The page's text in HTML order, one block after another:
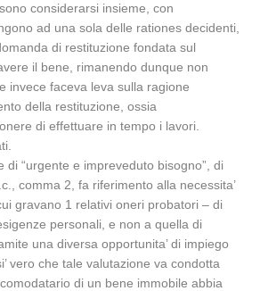
considerarsi insieme, con
ad una sola delle rationes decidenti,
di restituzione fondata sul
il bene, rimanendo dunque non
invece faceva leva sulla ragione
della restituzione, ossia
di effettuare in tempo i lavori.
di “urgente e impreveduto bisogno”, di
comma 2, fa riferimento alla necessita’
gravano 1 relativi oneri probatori – di
personali, e non a quella di
una diversa opportunita’ di impiego
vero che tale valutazione va condotta
di un bene immobile abbia